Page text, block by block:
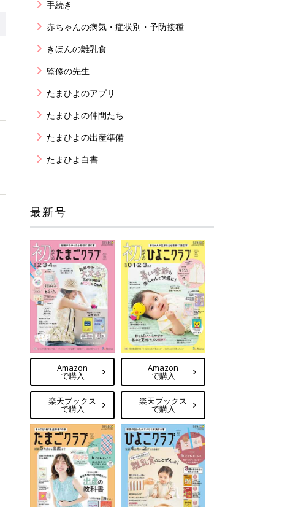
手続き
赤ちゃんの病気・症状別・予防接種
きほんの離乳食
監修の先生
たまひよのアプリ
たまひよの仲間たち
たまひよの出産準備
たまひよ白書
最新号
Amazon
で購入
楽天ブックス
で購入
Amazon
で購入
楽天ブックス
で購入